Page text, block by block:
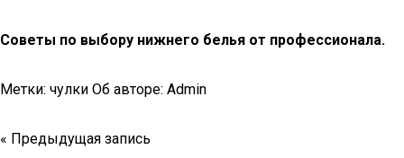
Советы по выбору нижнего белья от профессионала.
Метки: чулки Об авторе: Admin
« Предыдущая запись